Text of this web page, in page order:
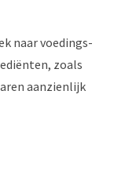
naar voedings-
zoals
aanzienlijk